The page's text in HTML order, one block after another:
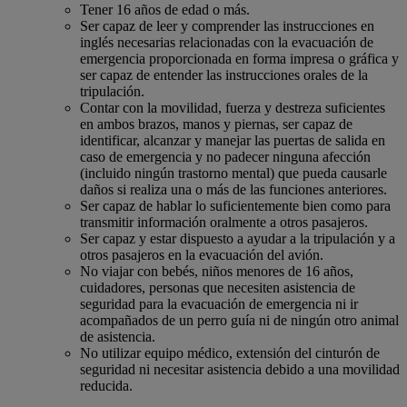
Tener 16 años de edad o más.
Ser capaz de leer y comprender las instrucciones en
inglés necesarias relacionadas con la evacuación de
emergencia proporcionada en forma impresa o gráfica y
ser capaz de entender las instrucciones orales de la
tripulación.
Contar con la movilidad, fuerza y destreza suficientes
en ambos brazos, manos y piernas, ser capaz de
identificar, alcanzar y manejar las puertas de salida en
caso de emergencia y no padecer ninguna afección
(incluido ningún trastorno mental) que pueda causarle
daños si realiza una o más de las funciones anteriores.
Ser capaz de hablar lo suficientemente bien como para
transmitir información oralmente a otros pasajeros.
Ser capaz y estar dispuesto a ayudar a la tripulación y a
otros pasajeros en la evacuación del avión.
No viajar con bebés, niños menores de 16 años,
cuidadores, personas que necesiten asistencia de
seguridad para la evacuación de emergencia ni ir
acompañados de un perro guía ni de ningún otro animal
de asistencia.
No utilizar equipo médico, extensión del cinturón de
seguridad ni necesitar asistencia debido a una movilidad
reducida.